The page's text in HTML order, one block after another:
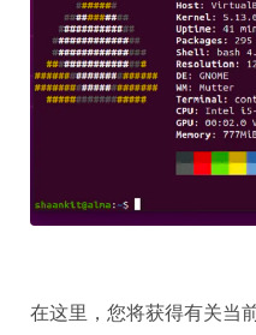
在这里，您将获得有关当